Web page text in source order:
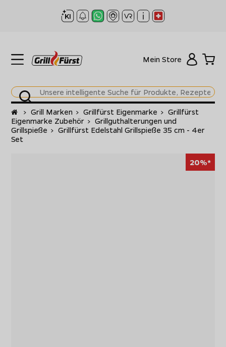
Mein Store
Startseite
> Grill Marken > Grillfürst Eigenmarke > Grillfürst
Eigenmarke Zubehör > Grillguthalterungen und
Grillspieße > Grillfürst Edelstahl Grillspieße 35 cm - 4er
Set
20%*